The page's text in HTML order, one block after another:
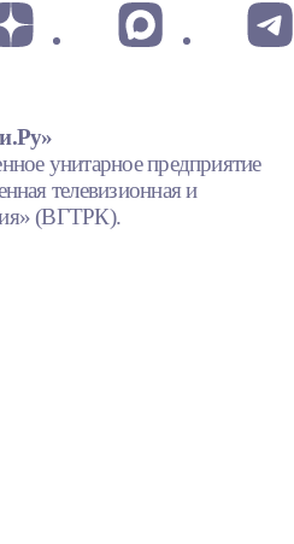
унитарное предприятие
телевизионная и
(ВГТРК).